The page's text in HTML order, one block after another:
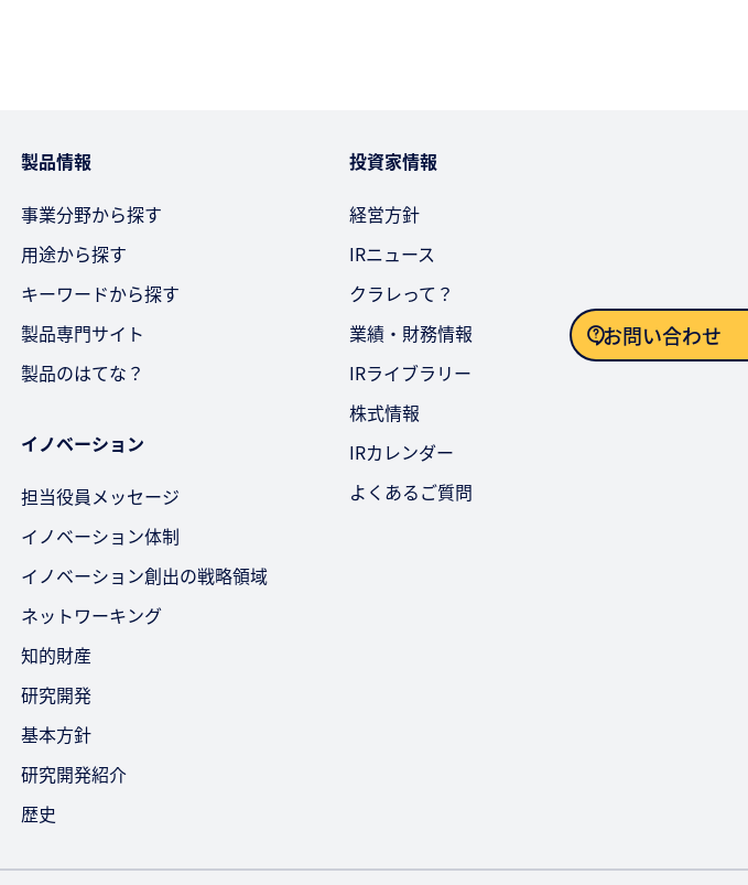
お問い合わせ
製品情報
事業分野から探す
用途から探す
キーワードから探す
製品専門サイト
製品のはてな？
イノベーション
担当役員メッセージ
イノベーション体制
イノベーション創出の戦略領域
ネットワーキング
知的財産
研究開発
基本方針
研究開発紹介
歴史
投資家情報
経営方針
IRニュース
クラレって？
業績・財務情報
IRライブラリー
株式情報
IRカレンダー
よくあるご質問